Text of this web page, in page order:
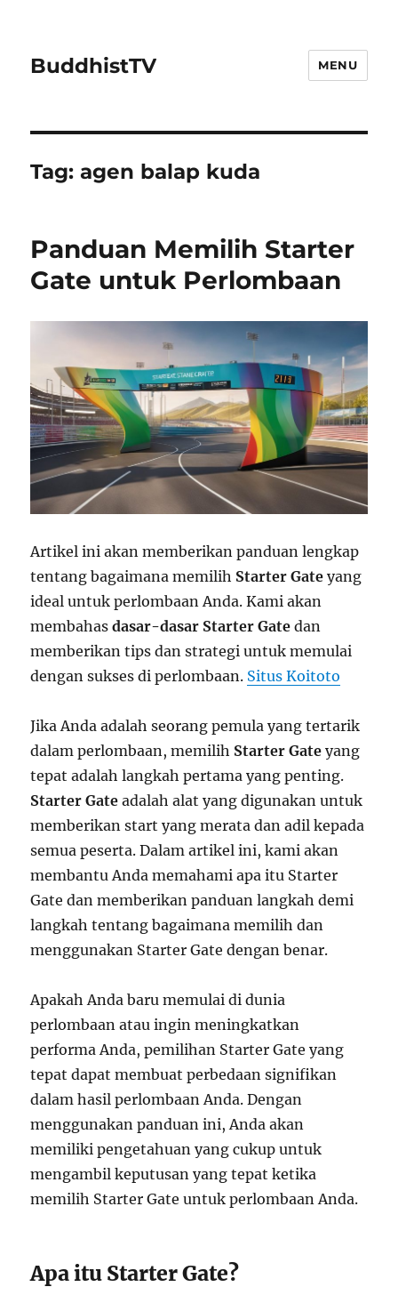
BuddhistTV MENU
Tag:agen balap kuda
Panduan Memilih Starter
Gate untuk Perlombaan
Artikel ini akan memberikan panduan lengkap
tentang bagaimana memilih Starter Gate yang
ideal untuk perlombaan Anda. Kami akan
membahasdasar-dasar Starter Gate dan
memberikan tips dan strategi untuk memulai
dengan sukses di perlombaan. Situs Koitoto
Jika Anda adalah seorang pemula yang tertarik
dalam perlombaan, memilih Starter Gate yang
tepat adalah langkah pertama yang penting.
Starter Gate adalah alat yang digunakan untuk
memberikan start yang merata dan adil kepada
semua peserta. Dalam artikel ini, kami akan
membantu Anda memahami apa itu Starter
Gate dan memberikan panduan langkah demi
langkah tentang bagaimana memilih dan
menggunakan Starter Gate dengan benar.
Apakah Anda baru memulai di dunia
perlombaan atau ingin meningkatkan
performa Anda, pemilihan Starter Gate yang
tepat dapat membuat perbedaan signifikan
dalam hasil perlombaan Anda. Dengan
menggunakan panduan ini, Anda akan
memiliki pengetahuan yang cukup untuk
mengambil keputusan yang tepat ketika
memilih Starter Gate untuk perlombaan Anda.
Apa itu Starter Gate?